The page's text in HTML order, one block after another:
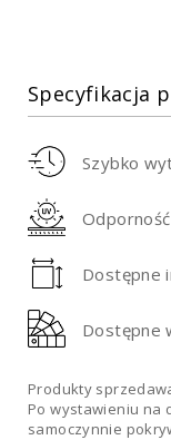
Specyfikacja
Szybko
Dostępne
Dostępne
Produkty
Po wystawieniu na
samoczynnie